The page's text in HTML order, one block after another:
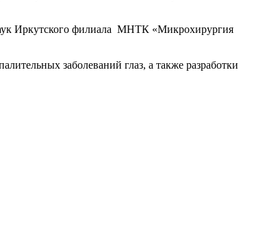
Иркутского филиала МНТК «Микрохирургия
заболеваний глаз, а также разработки